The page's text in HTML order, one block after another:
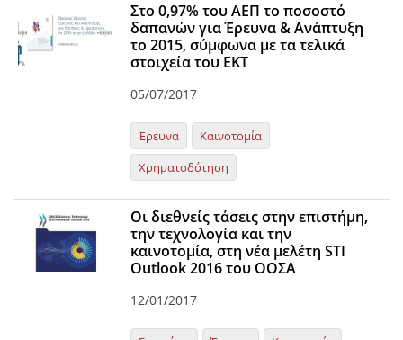
Στο 0,97% του ΑΕΠ το ποσοστό
δαπανών για Έρευνα & Ανάπτυξη
το 2015, σύμφωνα με τα τελικά
στοιχεία του ΕKT
05/07/2017
Έρευνα
Καινοτομία
Χρηματοδότηση
Οι διεθνείς τάσεις στην επιστήμη,
την τεχνολογία και την
καινοτομία, στη νέα μελέτη STI
Outlook 2016 του ΟΟΣΑ
12/01/2017